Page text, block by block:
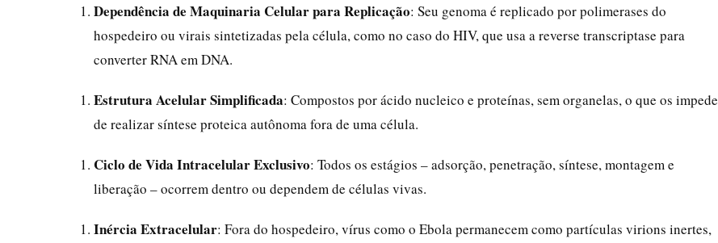
Dependência de Maquinaria Celular para Replicação: Seu genoma é replicado por polimerases do
hospedeiro ou virais sintetizadas pela célula, como no caso do HIV, que usa a reverse transcriptase para
converter RNA em DNA.
Estrutura Acelular Simplificada: Compostos por ácido nucleico e proteínas, sem organelas, o que os impede
de realizar síntese proteica autônoma fora de uma célula.
Ciclo de Vida Intracelular Exclusivo: Todos os estágios – adsorção, penetração, síntese, montagem e
liberação – ocorrem dentro ou dependem de células vivas.
Inércia Extracelular: Fora do hospedeiro, vírus como o Ebola permanecem como partículas virions inertes,